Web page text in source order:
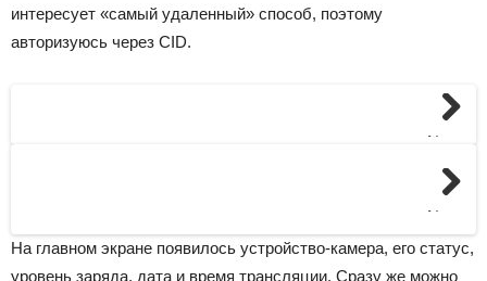
интересует «самый удаленный» способ, поэтому
авторизуюсь через CID.
Next
Next
На главном экране появилось устройство-камера, его статус,
уровень заряда, дата и время трансляции. Сразу же можно